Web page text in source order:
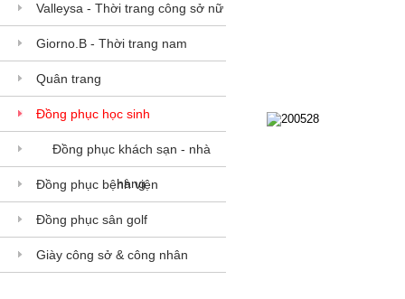
Valleysa - Thời trang công sở nữ
Giorno.B - Thời trang nam
Quân trang
Đồng phục học sinh
Đồng phục khách sạn - nhà
hàng
Đồng phục bệnh viện
Đồng phục sân golf
Giày công sở & công nhân